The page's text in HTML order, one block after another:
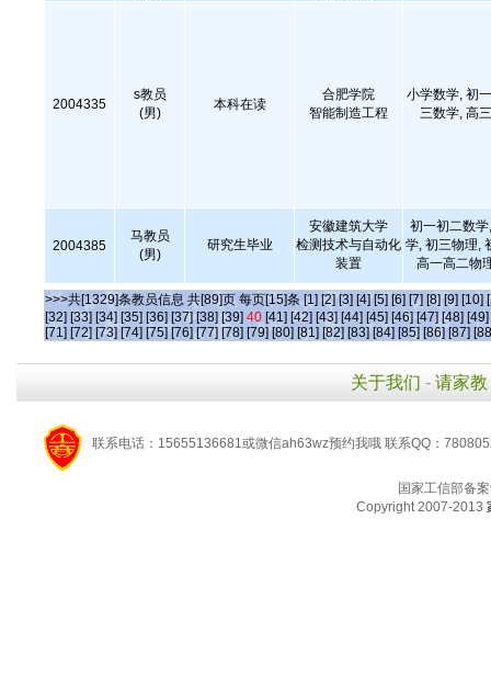
2004335
s教员
(男)
本科在读
合肥学院
智能制造工程
小学数学, 初
三数学, 高
2004385
马教员
(男)
研究生毕业
安徽建筑大学
检测技术与自动化
装置
初一初二数
学, 初三物理,
高一高二物
>>>共[1329]条教员信息 共[89]页 每页[15]条 [1] [2] [3] [4] [5] [6] [7] [8] [9] [10]
[32] [33] [34] [35] [36] [37] [38] [39] 40 [41] [42] [43] [44] [45] [46] [47] [48] [49]
[71] [72] [73] [74] [75] [76] [77] [78] [79] [80] [81] [82] [83] [84] [85] [86] [87]
关于我们 - 请家教
联系电话：15655136681或微信ah63wz预约我哦 联系QQ：
国家工信部备
Copyright 2007-2013